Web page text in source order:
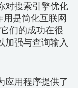
对搜索引擎优化
用是简化互联网
们的成功在很
加强与查询输入
应用程序提供了